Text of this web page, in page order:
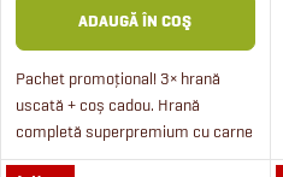
u
i
ADAUGĂ ÎN COŞ
Pachet promoțional! 3× hrană
uscată + coș cadou. Hrană
completă superpremium cu carne
de miel și vită în combinație cu